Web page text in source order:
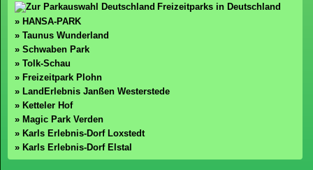
Freizeitparks in Deutschland
» HANSA-PARK
» Taunus Wunderland
» Schwaben Park
» Tolk-Schau
» Freizeitpark Plohn
» LandErlebnis Janßen Westerstede
» Ketteler Hof
» Magic Park Verden
» Karls Erlebnis-Dorf Loxstedt
» Karls Erlebnis-Dorf Elstal